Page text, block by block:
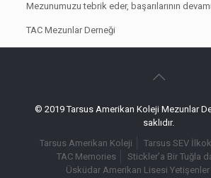
Mezunumuzu tebrik eder, başarılarının
TAC Mezunlar Derneği
© 2019 Tarsus Amerikan Koleji Mezunlar
saklıdır.
Tarsus Amerikan Koleji
Tarsus SEV
TAC Memories
Stickler’a Bir Tuğla
Üsküdar Amerikan Lisesi Yetişenler